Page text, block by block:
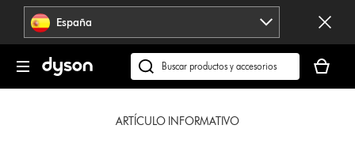
Omitir
navegación España
Buscar
en
cesta
está
ARTÍCULO INFORMATIVO